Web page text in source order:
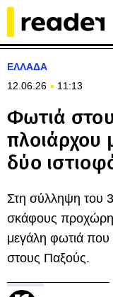
ΕΛΛΑΔΑ
12.06.26
11:13
Φωτιά
πλοιάρχου
δύο
Στη σύλληψη του
σκάφους
μεγάλη φωτιά που
στους Παξούς.